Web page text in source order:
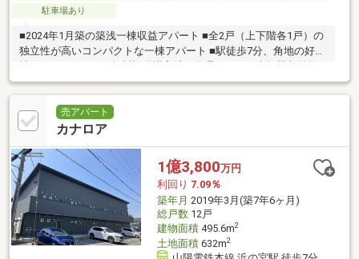
駐車場あり
■2024年1月築の築浅一棟収益アパート ■全2戸（上下階各1戸）の
独立性が高いコンパクトな一棟アパート ■駅徒歩7分、角地の好立
件 ■満室想
売アパート
カナロア
1億3,800万円
利回り 7.09％
築年月 2019年3月(築7年6ヶ月)
総戸数12戸
建物面積495.6m2
土地面積632m2